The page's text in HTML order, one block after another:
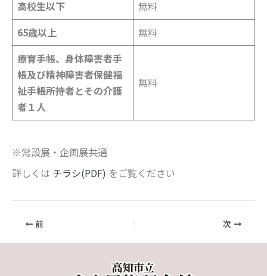
高校生以下
無料
65歳以上
無料
療育手帳、身体障害者手
帳及び精神障害者保健福
祉手帳所持者とその介護
者１人
無料
※常設展・企画展共通
詳しくは チラシ(PDF) をご覧ください
前 次